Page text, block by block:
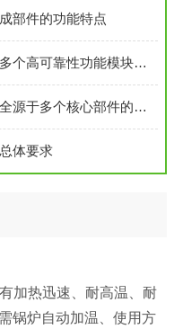
部件的功能特点
磁力高压反应釜良好性能源于多个高可靠性功能模块的精密集成
实验室高压反应釜的稳定与安全源于多个核心部件的科学设计
体要求
加热迅速、耐高温、耐
锅炉自动加温、使用方